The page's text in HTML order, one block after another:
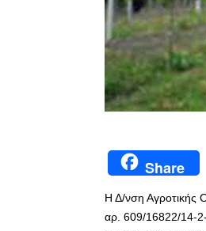
Share
Η Δ/νση Αγροτικής
αρ. 609/16822/14-